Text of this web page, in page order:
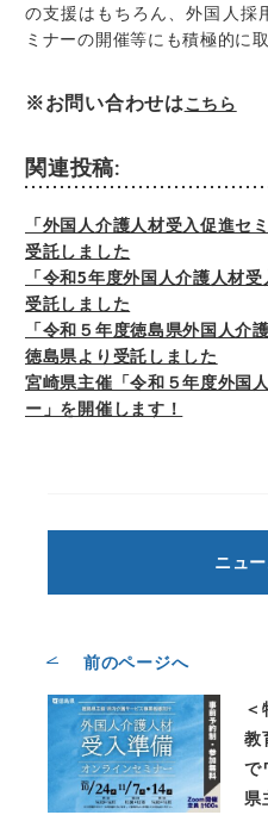
の支援はもちろん、外国人採
ミナーの開催等にも積極的に
※お問い合わせはこちら
関連投稿:
「外国人介護人材受入促進セ
受託しました
「令和5年度外国人介護人材
受託しました
「令和５年度徳島県外国人介
徳島県より受託しました
宮崎県主催「令和５年度外国
ー」を開催します！
ニュ
前のページへ
教
で
県